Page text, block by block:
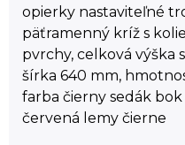
opierky nastaviteľné
päťramenný kríž s
pvrchy, celková výška
šírka 640 mm,
farba čierny sedák
červená lemy čierne